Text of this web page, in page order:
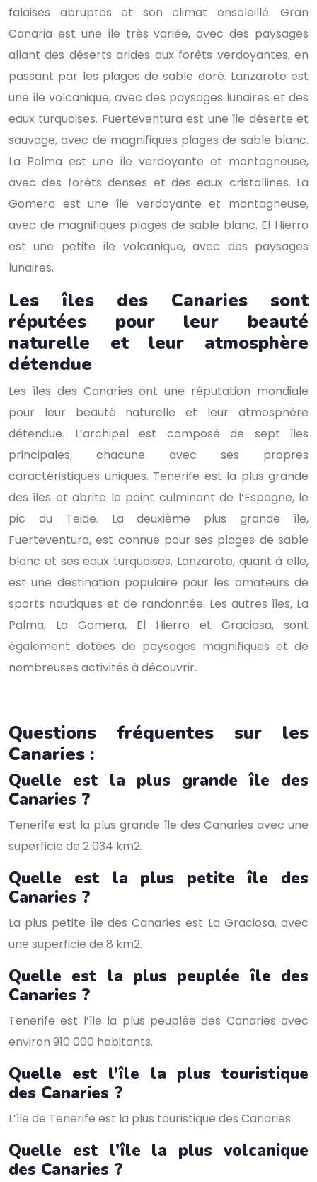
falaises abruptes et son climat ensoleillé. Gran
Canaria est une île très variée, avec des paysages
allant des déserts arides aux forêts verdoyantes, en
passant par les plages de sable doré. Lanzarote est
une île volcanique, avec des paysages lunaires et des
eaux turquoises. Fuerteventura est une île déserte et
sauvage, avec de magnifiques plages de sable blanc.
La Palma est une île verdoyante et montagneuse,
avec des forêts denses et des eaux cristallines. La
Gomera est une île verdoyante et montagneuse,
avec de magnifiques plages de sable blanc. El Hierro
est une petite île volcanique, avec des paysages
lunaires.
Les îles des Canaries sont
réputées pour leur beauté
naturelle et leur atmosphère
détendue
Les îles des Canaries ont une réputation mondiale
pour leur beauté naturelle et leur atmosphère
détendue. L’archipel est composé de sept îles
principales, chacune avec ses propres
caractéristiques uniques. Tenerife est la plus grande
des îles et abrite le point culminant de l’Espagne, le
pic du Teide. La deuxième plus grande île,
Fuerteventura, est connue pour ses plages de sable
blanc et ses eaux turquoises. Lanzarote, quant à elle,
est une destination populaire pour les amateurs de
sports nautiques et de randonnée. Les autres îles, La
Palma, La Gomera, El Hierro et Graciosa, sont
également dotées de paysages magnifiques et de
nombreuses activités à découvrir.
Questions fréquentes sur les
Canaries :
Quelle est la plus grande île des
Canaries ?
Tenerife est la plus grande île des Canaries avec une
superficie de 2 034 km2.
Quelle est la plus petite île des
Canaries ?
La plus petite île des Canaries est La Graciosa, avec
une superficie de 8 km2.
Quelle est la plus peuplée île des
Canaries ?
Tenerife est l’île la plus peuplée des Canaries avec
environ 910 000 habitants.
Quelle est l’île la plus touristique
des Canaries ?
L’île de Tenerife est la plus touristique des Canaries.
Quelle est l’île la plus volcanique
des Canaries ?